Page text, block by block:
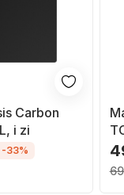
Carbon
i zi
-33%